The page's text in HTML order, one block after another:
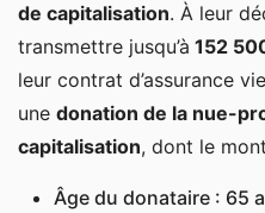
de capitalisation. À leur
transmettre jusqu’à 152
leur contrat d’assurance
une donation de la nue-
capitalisation, dont le
Âge du donataire : 65